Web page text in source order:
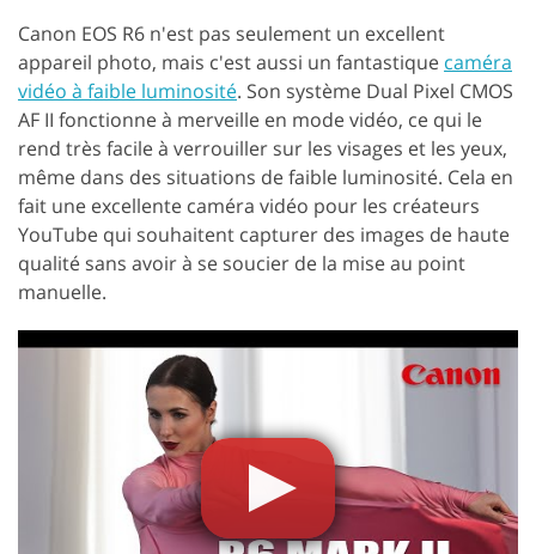
Canon EOS R6 n'est pas seulement un excellent
appareil photo, mais c'est aussi un fantastique caméra
vidéo à faible luminosité. Son système Dual Pixel CMOS
AF II fonctionne à merveille en mode vidéo, ce qui le
rend très facile à verrouiller sur les visages et les yeux,
même dans des situations de faible luminosité. Cela en
fait une excellente caméra vidéo pour les créateurs
YouTube qui souhaitent capturer des images de haute
qualité sans avoir à se soucier de la mise au point
manuelle.